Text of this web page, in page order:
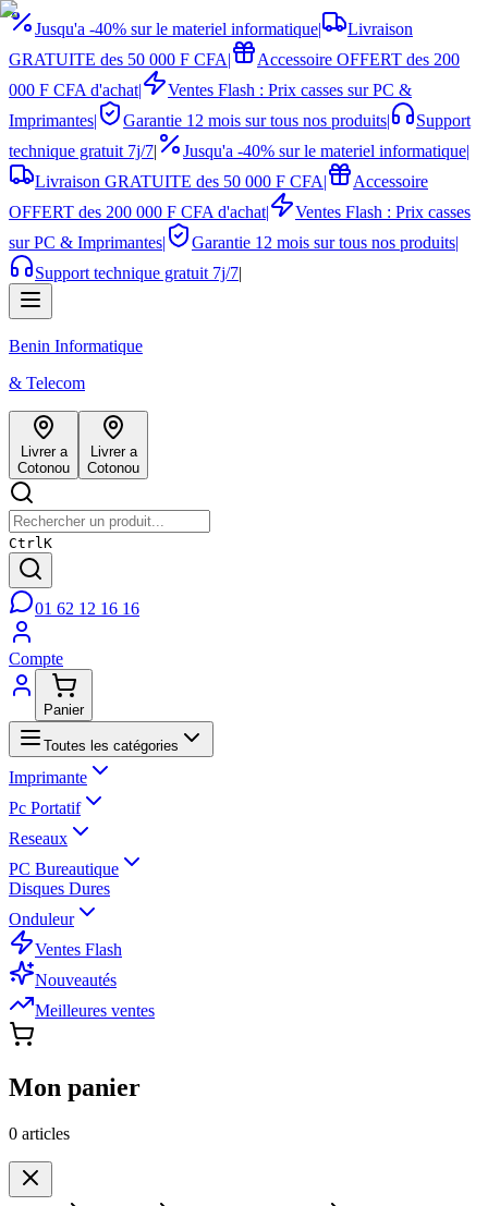
Jusqu'a -40% sur le materiel informatique|
Livraison
GRATUITE des 50 000 F CFA|
Accessoire OFFERT des 200
000 F CFA d'achat|
Ventes Flash : Prix casses sur PC &
Imprimantes| Garantie 12 mois sur tous nos produits|
Support
technique gratuit 7j/7| Jusqu'a -40% sur le materiel informatique|
Livraison GRATUITE des 50 000 F CFA|
Accessoire
OFFERT des 200 000 F CFA d'achat|
Ventes Flash : Prix casses
sur PC & Imprimantes| Garantie 12 mois sur tous nos produits|
Support technique gratuit 7j/7|
Benin Informatique
& Telecom
Livrer a
Cotonou
Livrer a
Cotonou
CtrlK
01 62 12 16 16
Compte
Panier
Toutes les catégories
Imprimante
Pc Portatif
Reseaux
PC Bureautique
Disques Dures
Onduleur
Ventes Flash
Nouveautés
Meilleures ventes
Mon panier
0 articles